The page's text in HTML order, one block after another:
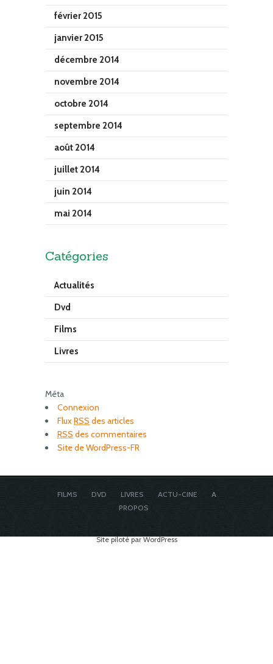
février 2015
janvier 2015
décembre 2014
novembre 2014
octobre 2014
septembre 2014
août 2014
juillet 2014
juin 2014
mai 2014
Catégories
Actualités
Dvd
Films
Livres
Méta
Connexion
FluxRSS des articles
RSS des commentaires
Site de WordPress-FR
FILMS DVD LIVRES ACTU-CINE
A
PROPOS
Site piloté par WordPress